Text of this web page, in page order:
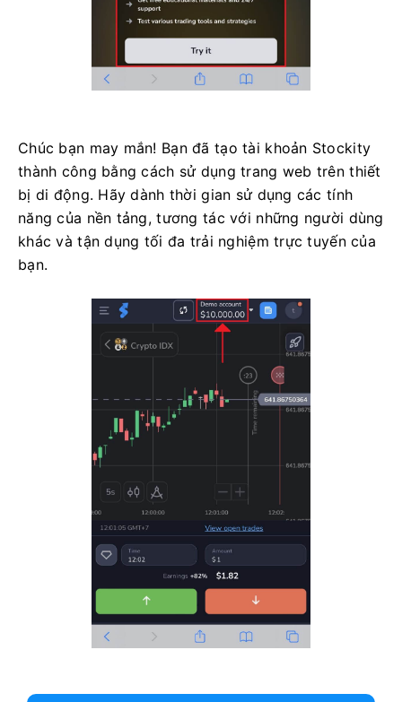
Chúc bạn may mắn! Bạn đã tạo tài khoản Stockity
thành công bằng cách sử dụng trang web trên thiết
bị di động. Hãy dành thời gian sử dụng các tính
năng của nền tảng, tương tác với những người dùng
khác và tận dụng tối đa trải nghiệm trực tuyến của
bạn.